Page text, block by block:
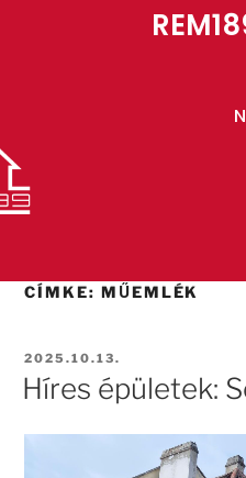
CÍMKE: MŰEMLÉK
2025.10.13.
Híres épületek: